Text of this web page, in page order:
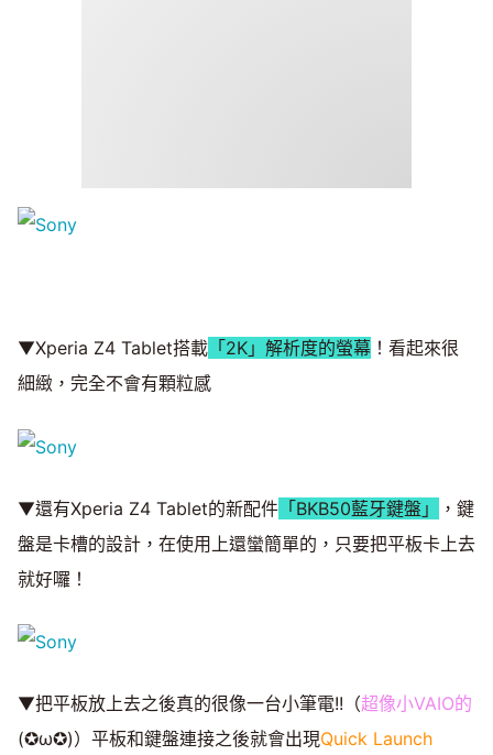
▼Xperia Z4 Tablet搭載 「2K」解析度的螢幕 ！看起來很
細緻，完全不會有顆粒感
▼還有Xperia Z4 Tablet的新配件 「BKB50藍牙鍵盤」
，鍵
盤是卡槽的設計，在使用上還蠻簡單的，只要把平板卡上去
就好囉！
▼把平板放上去之後真的很像一台小筆電!!（超像小VAIO的
(✪ω✪)）平板和鍵盤連接之後就會出現Quick Launch